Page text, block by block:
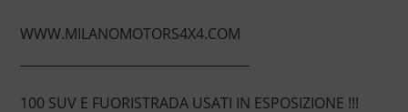
WWW.MILANOMOTORS4X4.COM
100 SUV E FUORISTRADA USATI IN ESPOSIZIONE !!!